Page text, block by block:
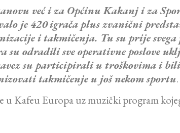
već i za Općinu Kakanj i za
je 420 igrača plus zvanični
i takmičenja. Tu su prije
odradili sve operativne poslove
su participirali u troškovima i
takmičenje u još nekom sportu.
u Kafeu Europa uz muzički program